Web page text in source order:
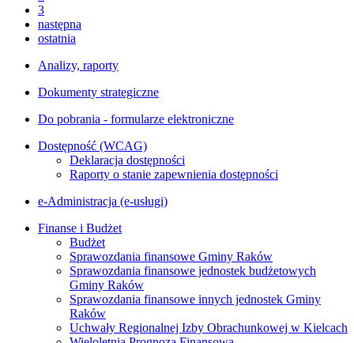
3
następna
ostatnia
Analizy, raporty
Dokumenty strategiczne
Do pobrania - formularze elektroniczne
Dostępność (WCAG)
Deklaracja dostępności
Raporty o stanie zapewnienia dostępności
e-Administracja (e-usługi)
Finanse i Budżet
Budżet
Sprawozdania finansowe Gminy Raków
Sprawozdania finansowe jednostek budżetowych
Gminy Raków
Sprawozdania finansowe innych jednostek Gminy
Raków
Uchwały Regionalnej Izby Obrachunkowej w Kielcach